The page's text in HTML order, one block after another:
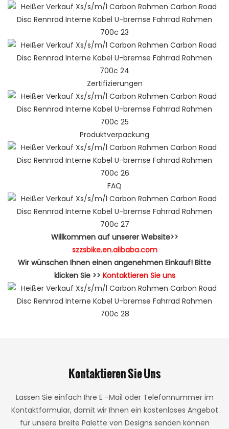
Zertifizierungen
Produktverpackung
FAQ
Willkommen auf unserer Website>>
szzsbike.en.alibaba.com
Wir wünschen Ihnen einen angenehmen Einkauf! Bitte
klicken Sie >> Kontaktieren Sie uns
Kontaktieren Sie Uns
Lassen Sie einfach Ihre E -Mail oder Telefonnummer im
Kontaktformular, damit wir Ihnen ein kostenloses Angebot
für unsere breite Palette von Designs senden können